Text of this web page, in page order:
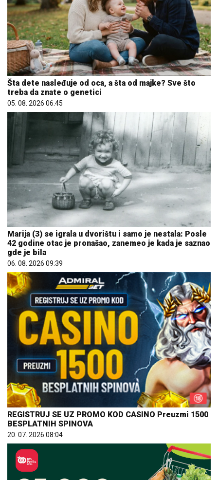
Šta dete nasleđuje od oca, a šta od majke? Sve što
treba da znate o genetici
05. 08. 2026 06:45
Marija (3) se igrala u dvorištu i samo je nestala: Posle
42 godine otac je pronašao, zanemeo je kada je saznao
gde je bila
06. 08. 2026 09:39
REGISTRUJ SE UZ PROMO KOD CASINO Preuzmi 1500
BESPLATNIH SPINOVA
20. 07. 2026 08:04